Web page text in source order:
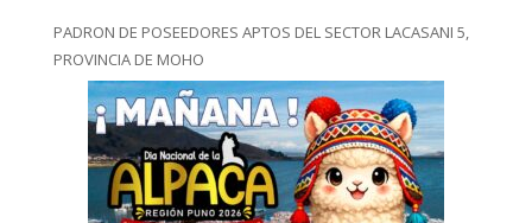
PADRON DE POSEEDORES APTOS DEL SECTOR LACASANI 5,
PROVINCIA DE MOHO